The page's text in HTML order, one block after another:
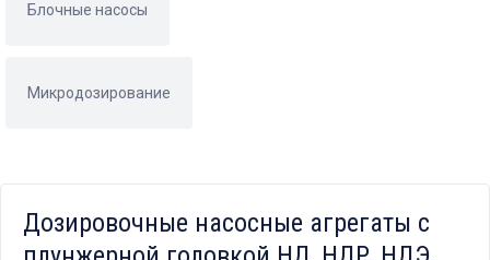
Блочные насосы
Микродозирование
Дозировочные насосные агрегаты с